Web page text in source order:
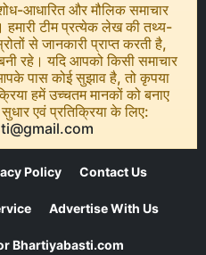
आधारित और मौलिक समाचार
हमारी टीम प्रत्येक लेख की तथ्य-
से जानकारी प्राप्त करती है,
रहे। यदि आपको किसी समाचार
पास कोई सुझाव है, तो कृपया
हमें उच्चतम मानकों को बनाए
एवं प्रतिक्रिया के लिए:
Policy Contact Us
Advertise With Us
Bhartiyabasti.com